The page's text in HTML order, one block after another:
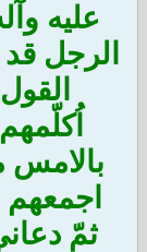
عليه
الرجل
بالامس
ثمّ